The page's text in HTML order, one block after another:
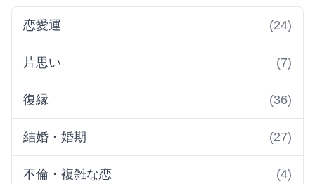
恋愛運 (24)
片思い (7)
復縁 (36)
結婚・婚期 (27)
不倫・複雑な恋 (4)